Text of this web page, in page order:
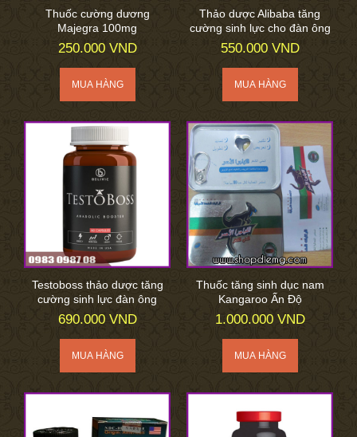
Thuốc cường dương
Majegra 100mg
250.000 VND
Thảo dược Alibaba tăng
cường sinh lực cho đàn ông
550.000 VND
Testoboss thảo dược tăng
cường sinh lực đàn ông
690.000 VND
Thuốc tăng sinh dục nam
Kangaroo Ấn Độ
1.000.000 VND